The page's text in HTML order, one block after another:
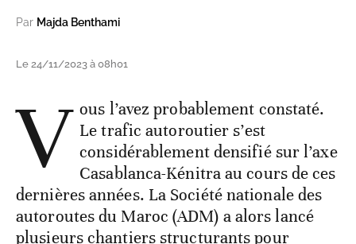
Par Majda Benthami
Le 24/11/2023 à 08h01
V ous l’avez probablement constaté.
Le trafic autoroutier s’est
considérablement densifié sur l’axe
Casablanca-Kénitra au cours de ces
dernières années. La Société nationale des
autoroutes du Maroc (ADM) a alors lancé
plusieurs chantiers structurants pour